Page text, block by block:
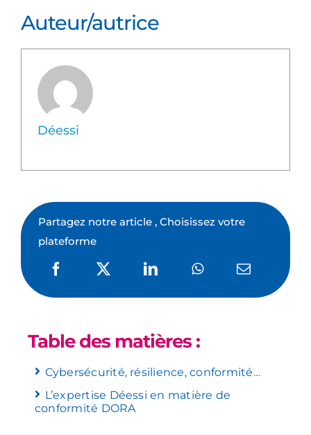
Auteur/autrice
Déessi
Partagez notre article , Choisissez votre
plateforme
Table des matières :
Cybersécurité, résilience, conformité…
L’expertise Déessi en matière de
conformité DORA